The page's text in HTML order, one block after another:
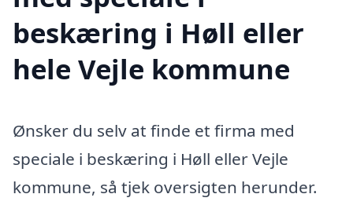
beskæring i Høll eller
hele Vejle kommune
Ønsker du selv at finde et firma med
speciale i beskæring i Høll eller Vejle
kommune, så tjek oversigten herunder.